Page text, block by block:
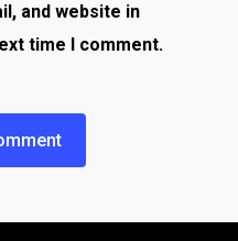
and website in
time I comment.